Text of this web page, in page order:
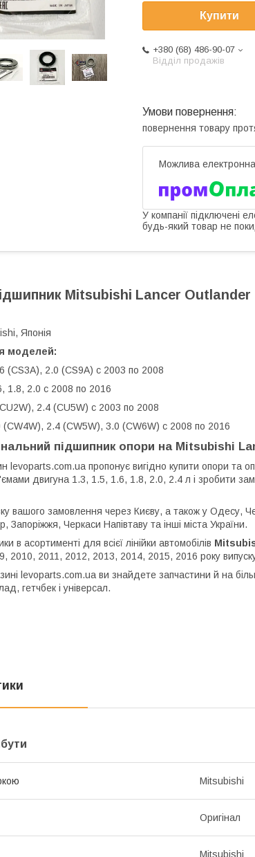
Купити
+380 (68) 486-90-07
Відділ продажів
повернення товару
У компанії підключені
будь-який товар не
Mitsubishi Lancer Outlander
Японія
моделей:
(CS3A), 2.0 (CS9A) с 2003 по 2008
1.8, 2.0 с 2008 по 2016
2.4 (CU5W) с 2003 по 2008
(CW4W), 2.4 (CW5W), 3.0 (CW6W) с 2008 по 2016
підшипник опори на Mitsubishi
levoparts.com.ua пропонує вигідно купити опори та
двигуна 1.3, 1.5, 1.6, 1.8, 2.0, 2.4 л і зробити
вашого замовлення через Києву, а також у Одесу,
Запоріжжя, Черкаси Напівтаву та інші міста України.
в асортименті для всієї лінійки автомобілів
2010, 2011, 2012, 2013, 2014, 2015, 2016 року
levoparts.com.ua ви знайдете запчастини й на
гетчбек і універсал.
Mitsubishi
Оригінал
Mitsubishi